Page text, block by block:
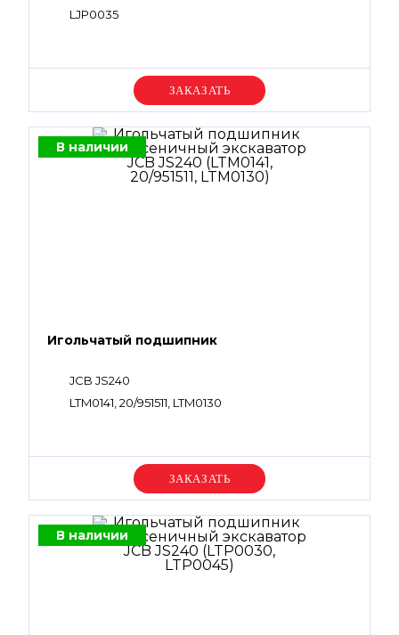
LJP0035
Уточняйте цену
В наличии
Игольчатый подшипник
JCB JS240
LTM0141, 20/951511, LTM0130
Уточняйте цену
В наличии